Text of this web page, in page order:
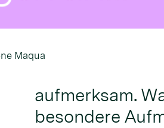
Maqua
aufmerksam.
besondere